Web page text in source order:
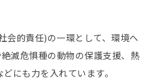
会的責任)の一環として、環境へ
滅危惧種の動物の保護支援、熱
にも力を入れています。